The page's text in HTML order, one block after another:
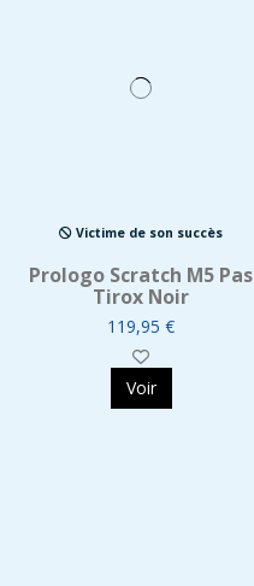
Victime de son succès
Prologo Scratch M5 Pas
Tirox Noir
119,95 €
Voir